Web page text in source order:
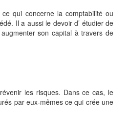
qui concerne la comptabilité ou
Il a aussi le devoir d’ étudier de
son capital à travers de
les risques. Dans ce cas, le
par eux-mêmes ce qui crée une